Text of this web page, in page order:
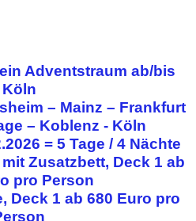
Adventstraum ab/bis
Köln
– Mainz – Frankfurt
– Koblenz - Köln
= 5 Tage / 4 Nächte
Zusatzbett, Deck 1 ab
pro Person
Deck 1 ab 680 Euro pro